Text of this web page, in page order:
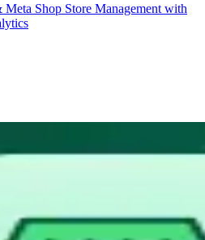
Shop Store Management with